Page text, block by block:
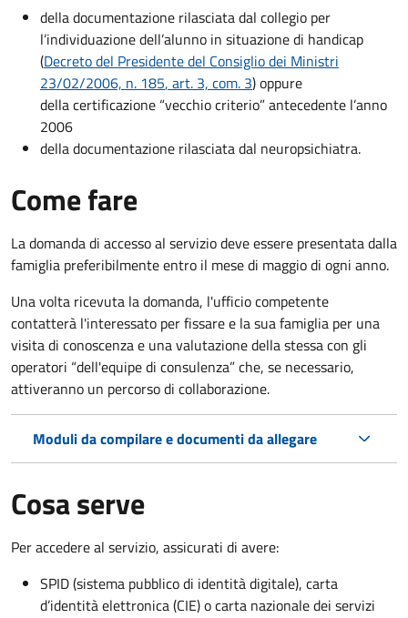
della documentazione rilasciata dal collegio per
l’individuazione dell’alunno in situazione di handicap
(Decreto del Presidente del Consiglio dei Ministri
23/02/2006, n. 185, art. 3, com. 3) oppure
della certificazione “vecchio criterio” antecedente l’anno
2006
della documentazione rilasciata dal neuropsichiatra.
Come fare
La domanda di accesso al servizio deve essere presentata dalla
famiglia preferibilmente entro il mese di maggio di ogni anno.
Una volta ricevuta la domanda, l'ufficio competente
contatterà l'interessato per fissare e la sua famiglia per una
visita di conoscenza e una valutazione della stessacon gli
operatori “dell'equipe di consulenza” che, se necessario,
attiveranno un percorso di collaborazione.
Moduli da compilare e documenti da allegare
Cosa serve
Per accedere al servizio, assicurati di avere:
SPID (sistema pubblico di identità digitale), carta
d’identità elettronica (CIE) o carta nazionale dei servizi